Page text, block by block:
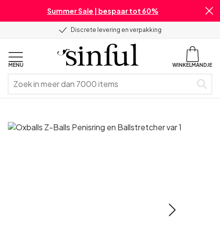
Summer Sale | bespaar tot 60%
Discrete levering en verpakking
MENU WINKELMANDJE